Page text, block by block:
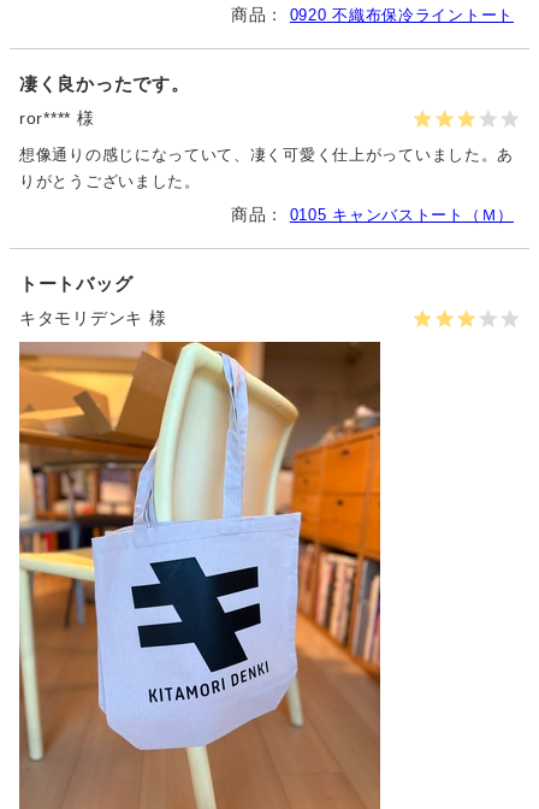
0920 不織布保冷ライントート
凄く良かったです。
ror**** 様
想像通りの感じになっていて、凄く可愛く仕上がっていました。あ
りがとうございました。
0105 キャンバストート（Ｍ）
トートバッグ
キタモリデンキ 様